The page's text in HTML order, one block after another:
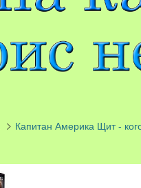
Капитан Америка Щит -